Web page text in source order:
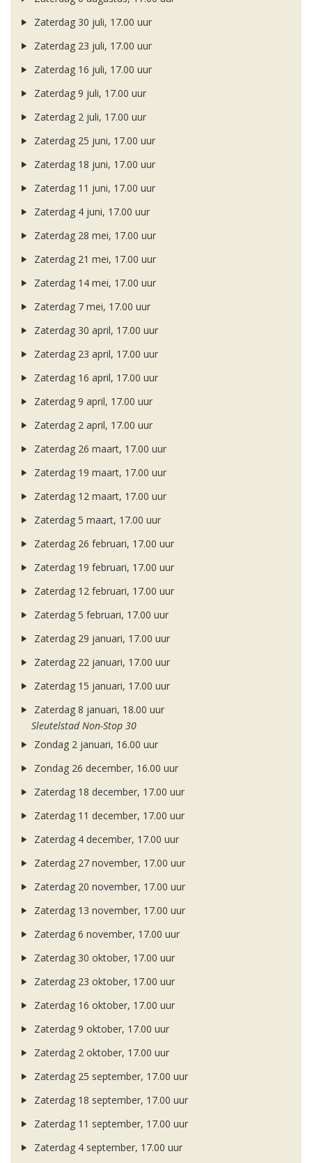
Zaterdag 30 juli, 17.00 uur
Zaterdag 23 juli, 17.00 uur
Zaterdag 16 juli, 17.00 uur
Zaterdag 9 juli, 17.00 uur
Zaterdag 2 juli, 17.00 uur
Zaterdag 25 juni, 17.00 uur
Zaterdag 18 juni, 17.00 uur
Zaterdag 11 juni, 17.00 uur
Zaterdag 4 juni, 17.00 uur
Zaterdag 28 mei, 17.00 uur
Zaterdag 21 mei, 17.00 uur
Zaterdag 14 mei, 17.00 uur
Zaterdag 7 mei, 17.00 uur
Zaterdag 30 april, 17.00 uur
Zaterdag 23 april, 17.00 uur
Zaterdag 16 april, 17.00 uur
Zaterdag 9 april, 17.00 uur
Zaterdag 2 april, 17.00 uur
Zaterdag 26 maart, 17.00 uur
Zaterdag 19 maart, 17.00 uur
Zaterdag 12 maart, 17.00 uur
Zaterdag 5 maart, 17.00 uur
Zaterdag 26 februari, 17.00 uur
Zaterdag 19 februari, 17.00 uur
Zaterdag 12 februari, 17.00 uur
Zaterdag 5 februari, 17.00 uur
Zaterdag 29 januari, 17.00 uur
Zaterdag 22 januari, 17.00 uur
Zaterdag 15 januari, 17.00 uur
Zaterdag 8 januari, 18.00 uur
Sleutelstad Non-Stop 30
Zondag 2 januari, 16.00 uur
Zondag 26 december, 16.00 uur
Zaterdag 18 december, 17.00 uur
Zaterdag 11 december, 17.00 uur
Zaterdag 4 december, 17.00 uur
Zaterdag 27 november, 17.00 uur
Zaterdag 20 november, 17.00 uur
Zaterdag 13 november, 17.00 uur
Zaterdag 6 november, 17.00 uur
Zaterdag 30 oktober, 17.00 uur
Zaterdag 23 oktober, 17.00 uur
Zaterdag 16 oktober, 17.00 uur
Zaterdag 9 oktober, 17.00 uur
Zaterdag 2 oktober, 17.00 uur
Zaterdag 25 september, 17.00 uur
Zaterdag 18 september, 17.00 uur
Zaterdag 11 september, 17.00 uur
Zaterdag 4 september, 17.00 uur